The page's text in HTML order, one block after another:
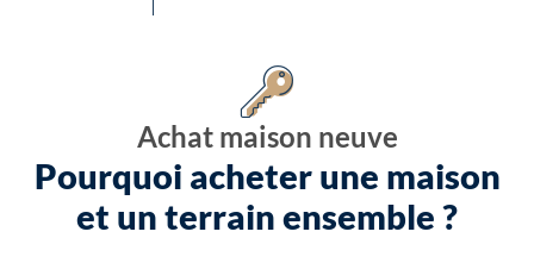
Achat maison neuve
Pourquoi acheter une maison
et un terrain ensemble ?